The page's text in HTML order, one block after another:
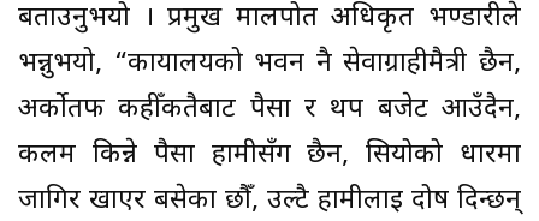
बताउनुभयो । प्रमुख मालपोत अधिकृत भण्डारीले
भन्नुभयो, “कार्यालयको भवन नै सेवाग्राहीमैत्री छैन,
अर्कोतर्फ कहीँकतैबाट पैसा र थप बजेट आउँदैन,
कलम किन्ने पैसा हामीसँग छैन, सियोको धारमा
जागिर खाएर बसेका छौँ, उल्टै हामीलाई दोष दिन्छन्